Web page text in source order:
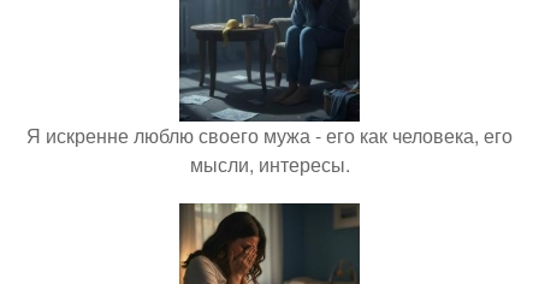
Я искренне люблю своего мужа - его как человека, его
мысли, интересы.